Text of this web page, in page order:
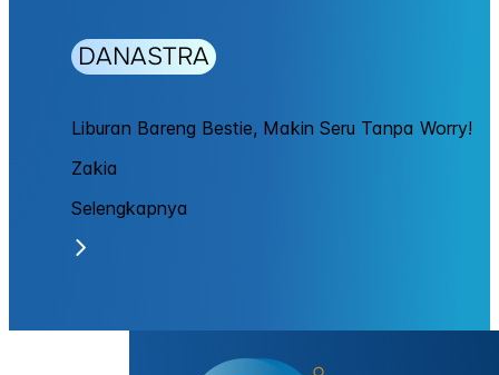
DANASTRA
Liburan Bareng Bestie, Makin Seru Tanpa Worry!
Zakia
Selengkapnya